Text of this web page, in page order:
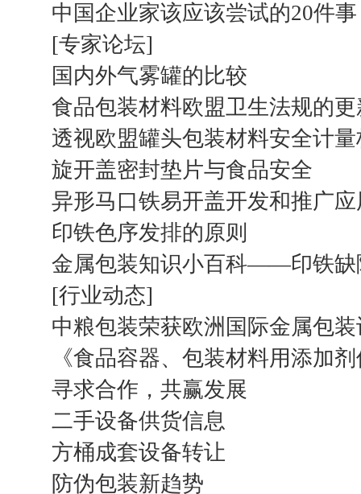
中国企业家该应该尝试的20件事
[专家论坛]
国内外气雾罐的比较
食品包装材料欧盟卫生法规的更
透视欧盟罐头包装材料安全计
旋开盖密封垫片与食品安全
异形马口铁易开盖开发和推广应
印铁色序发排的原则
金属包装知识小百科——印铁缺
[行业动态]
中粮包装荣获欧洲国际金属包
《食品容器、包装材料用添加
寻求合作，共赢发展
二手设备供货信息
方桶成套设备转让
防伪包装新趋势